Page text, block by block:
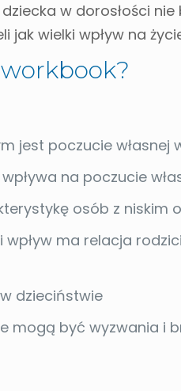
w dorosłości
jak wielki wpływ na
jest poczucie
na poczucie
osób z niskim
wpływ ma relacja
dzieciństwie
mogą być wyzwania i